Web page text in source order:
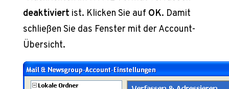
deaktiviert ist. Klicken Sie auf OK. Damit
schließen Sie das Fenster mit der Account-
Übersicht.